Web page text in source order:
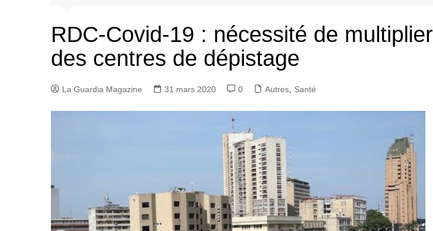
RDC-Covid-19 : nécessité de multiplier
des centres de dépistage
La Guardia Magazine 31 mars 2020 0 Autres, Santé